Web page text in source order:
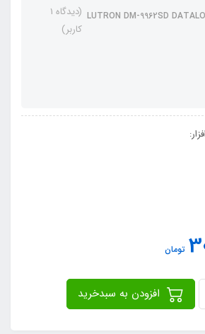
LUTRON DM-9962SD
(دیدگاه 1
کاربر)
تومان